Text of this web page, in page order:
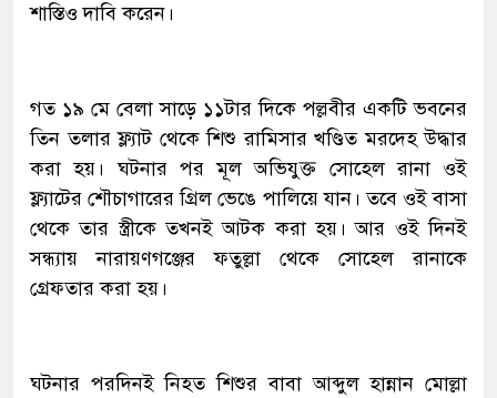
শাস্তিও দাবি করেন।
গত ১৯ মে বেলা সাড়ে ১১টার দিকে পল্লবীর একটি ভবনের
তিন তলার ফ্ল্যাট থেকে শিশু রামিসার খণ্ডিত মরদেহ উদ্ধার
করা হয়। ঘটনার পর মূল অভিযুক্ত সোহেল রানা ওই
ফ্ল্যাটের শৌচাগারের গ্রিল ভেঙে পালিয়ে যান। তবে ওই বাসা
থেকে তার স্ত্রীকে তখনই আটক করা হয়। আর ওই দিনই
সন্ধ্যায় নারায়ণগঞ্জের ফতুল্লা থেকে সোহেল রানাকে
গ্রেফতার করা হয়।
ঘটনার পরদিনই নিহত শিশুর বাবা আব্দুল হান্নান মোল্লা